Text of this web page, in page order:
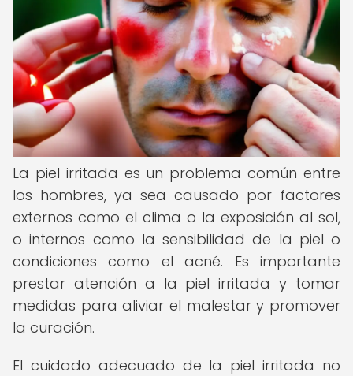
La piel irritada es un problema común entre
los hombres, ya sea causado por factores
externos como el clima o la exposición al sol,
o internos como la sensibilidad de la piel o
condiciones como el acné. Es importante
prestar atención a la piel irritada y tomar
medidas para aliviar el malestar y promover
la curación.
El cuidado adecuado de la piel irritada no